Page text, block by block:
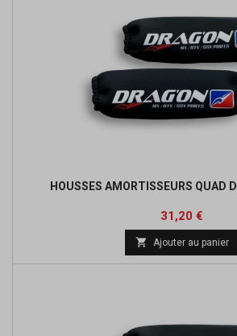
HOUSSES AMORTISSEURS QUAD
Prix
31,20 €
base
 Ajouter au panier